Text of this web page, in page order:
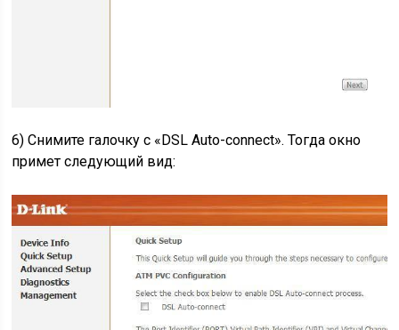
6) Снимите галочку с «DSL Auto-connect». Тогда окно
примет следующий вид: